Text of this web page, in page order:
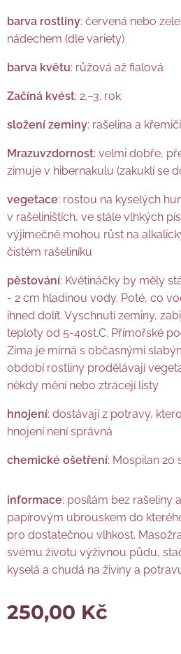
barva rostliny: červená nebo
nádechem (dle variety)
barva květu: růžová až fialová
Začíná kvést: 2.–3. rok
složení zeminy: rašelina a
Mrazuvzdornost: velmi dobře,
zimuje v hibernakulu (zakuklí se
vegetace: rostou na kyselých
v rašeliništích, ve stále vlhkých
výjimečně mohou růst na
čistém rašeliníku
pěstování: Květináčky by měly
- 2 cm hladinou vody. Poté, co
ihned dolít. Vyschnutí zeminy,
teploty od 5-40st.C. Přímořské
Zima je mírná s občasnými
období rostliny prodělávají
někdy mění nebo ztrácejí listy
hnojení: dostávají z potravy,
hnojení není správná
chemické ošetření: Mospilan 20
informace: posílám bez rašeliny
papírovým ubrouskem do
pro dostatečnou vlhkost.
svému životu výživnou půdu,
kyselá a chudá na živiny a
250,00 Kč